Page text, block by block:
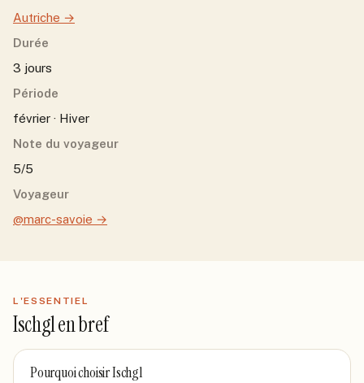
Autriche →
Durée
3 jours
Période
février · Hiver
Note du voyageur
5/5
Voyageur
@marc-savoie →
L'ESSENTIEL
Ischglen bref
Pourquoi choisirIschgl